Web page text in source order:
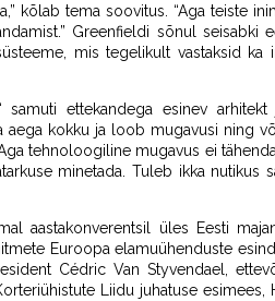
kõlab tema soovitus. “Aga teiste
Greenfieldi sõnul seisabki
mis tegelikult vastaksid ka
ettekandega esinev arhitekt
aega kokku ja loob mugavusi ning
tehnoloogiline mugavus ei tähenda
minetada. Tuleb ikka nutikus
aastakonverentsil üles Eesti
Euroopa elamuühenduste
Cédric Van Styvendael,
Liidu juhatuse esimees,